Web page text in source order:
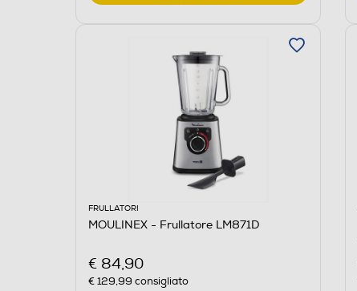
FRULLATORI
MOULINEX - Frullatore LM871D
€ 84,90
€ 129,99 consigliato